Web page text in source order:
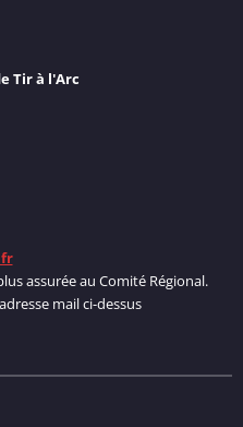
Tir à l'Arc
assurée au Comité Régional.
mail ci-dessus